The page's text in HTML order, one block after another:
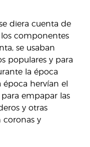
diera cuenta de
componentes
se usaban
populares y para
la época
época hervían el
empapar las
y otras
coronas y